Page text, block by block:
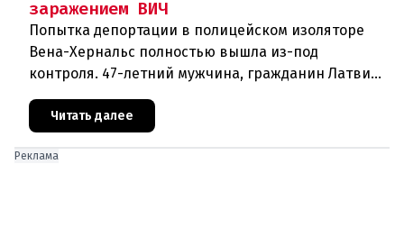
заражением ВИЧ
Попытка депортации в полицейском изоляторе
Вена-Хернальс полностью вышла из-под
контроля. 47-летний мужчина, гражданин Латвии,
оказал ожесточённое сопротивле
Читать далее
Реклама